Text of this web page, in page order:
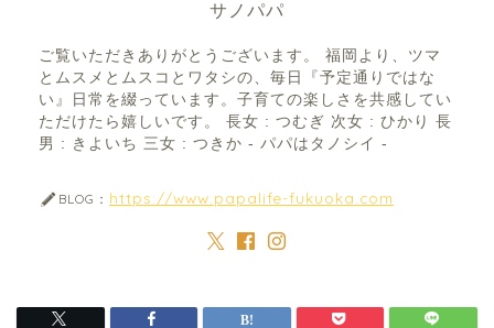
サノパパ
ご覧いただきありがとうございます。 福岡より、ツマ
とムスメとムスコとワタシの、毎日『予定通りではな
い』日常を綴っています。子育ての楽しさを共感してい
ただけたら嬉しいです。 長女 : つむぎ 次女 : ひかり 長
男 : きよいち 三女 : つきか - パパはタノシイ -
BLOG： https://www.papalife-fukuoka.com